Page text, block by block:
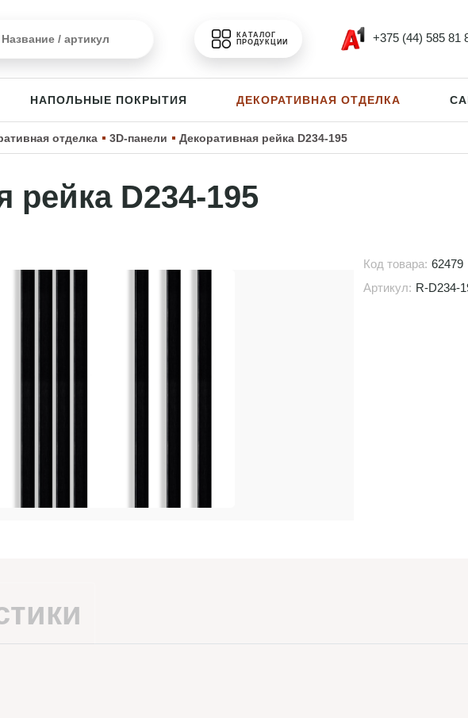
КАТАЛОГ
ПРОДУКЦИИ
+375 (44) 585 81
НАПОЛЬНЫЕ ПОКРЫТИЯ ДЕКОРАТИВНАЯ ОТДЕЛКА
отделка 3D-панели Декоративная рейка D234-195
рейка D234-195
Код товара: 62479
Артикул: R-D234-